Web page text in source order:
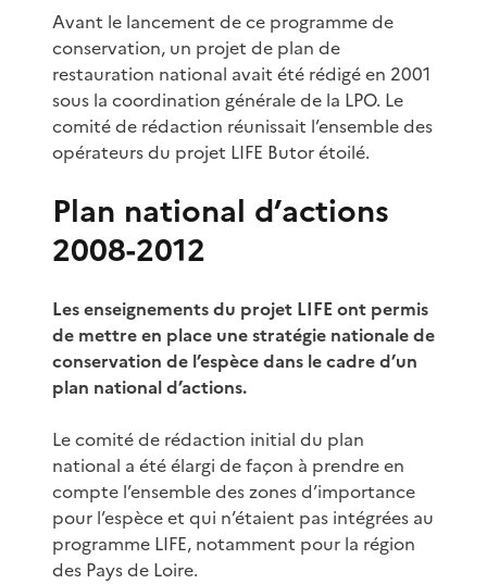
Avant le lancement de ce programme de
conservation, un projet de plan de
restauration national avait été rédigé en 2001
sous la coordination générale de la LPO. Le
comité de rédaction réunissait l’ensemble des
opérateurs du projet LIFE Butor étoilé.
Plan national d’actions
2008-2012
Les enseignements du projet LIFE ont permis
de mettre en place une stratégie nationale de
conservation de l’espèce dans le cadre d’un
plan national d’actions.
Le comité de rédaction initial du plan
national a été élargi de façon à prendre en
compte l’ensemble des zones d’importance
pour l’espèce et qui n’étaient pas intégrées au
programme LIFE, notamment pour la région
des Pays de Loire.